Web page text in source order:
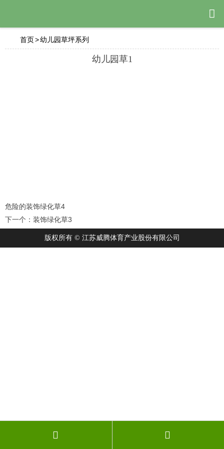

首页>幼儿园草坪系列
幼儿园草1
危险的装饰绿化草4
下一个： 装饰绿化草3
版权所有 © 江苏威腾体育产业股份有限公司
 